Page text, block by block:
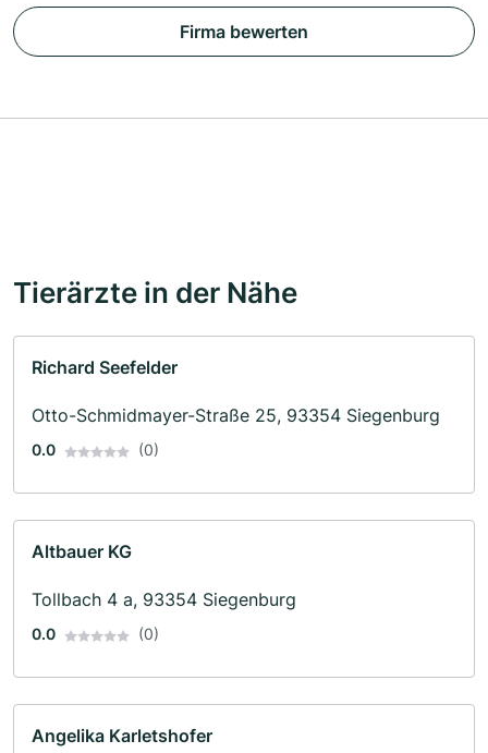
Firma bewerten
Tierärzte in der Nähe
Richard Seefelder
Otto-Schmidmayer-Straße 25, 93354 Siegenburg
0.0 (0)
Altbauer KG
Tollbach 4 a, 93354 Siegenburg
0.0 (0)
Angelika Karletshofer